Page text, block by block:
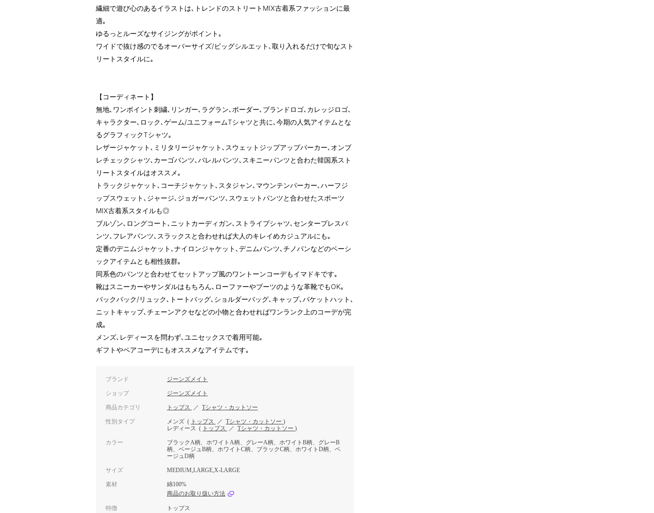
繊細で遊び心のあるイラストは､トレンドのストリートMIX古着系ファッションに最
適｡
ゆるっとルーズなサイジングがポイント｡
ワイドで抜け感のでるオーバーサイズ/ビッグシルエット､取り入れるだけで旬なスト
リートスタイルに｡
【コーディネート】
無地､ワンポイント刺繍､リンガー､ラグラン､ボーダー､ブランドロゴ､カレッジロゴ､
キャラクター､ロック､ゲーム/ユニフォームTシャツと共に､今期の人気アイテムとな
るグラフィックTシャツ｡
レザージャケット､ミリタリージャケット､スウェットジップアップパーカー､オンブ
レチェックシャツ､カーゴパンツ､バレルパンツ､スキニーパンツと合わた韓国系スト
リートスタイルはオススメ｡
トラックジャケット､コーチジャケット､スタジャン､マウンテンパーカー､ハーフジ
ップスウェット､ジャージ､ジョガーパンツ､スウェットパンツと合わせたスポーツ
MIX古着系スタイルも◎
ブルゾン､ロングコート､ニットカーディガン､ストライプシャツ､センタープレスパ
ンツ､フレアパンツ､スラックスと合わせれば大人のキレイめカジュアルにも｡
定番のデニムジャケット､ナイロンジャケット､デニムパンツ､チノパンなどのベーシ
ックアイテムとも相性抜群｡
同系色のパンツと合わせてセットアップ風のワントーンコーデもイマドキです｡
靴はスニーカーやサンダルはもちろん､ローファーやブーツのような革靴でもOK｡
バックパック/リュック､トートバッグ､ショルダーバッグ､キャップ､バケットハット､
ニットキャップ､チェーンアクセなどの小物と合わせればワンランク上のコーデが完
成｡
メンズ､レディースを問わず､ユニセックスで着用可能｡
ギフトやペアコーデにもオススメなアイテムです｡
ブランド ジーンズメイト
ショップ ジーンズメイト
商品カテゴリ トップス ／ Tシャツ・カットソー
性別タイプ メンズ ( トップス ／ Tシャツ・カットソー )
レディース ( トップス ／ Tシャツ・カットソー )
カラー
ブラックA柄、ホワイトA柄、グレーA柄、ホワイトB柄、グレーB
柄、ベージュB柄、ホワイトC柄、ブラックC柄、ホワイトD柄、ベ
ージュD柄
サイズ MEDIUM,LARGE,X-LARGE
素材
綿100%
商品のお取り扱い方法
特徴
トップス